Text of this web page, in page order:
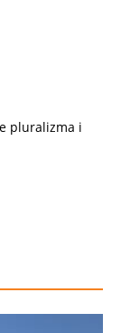
pluralizma i